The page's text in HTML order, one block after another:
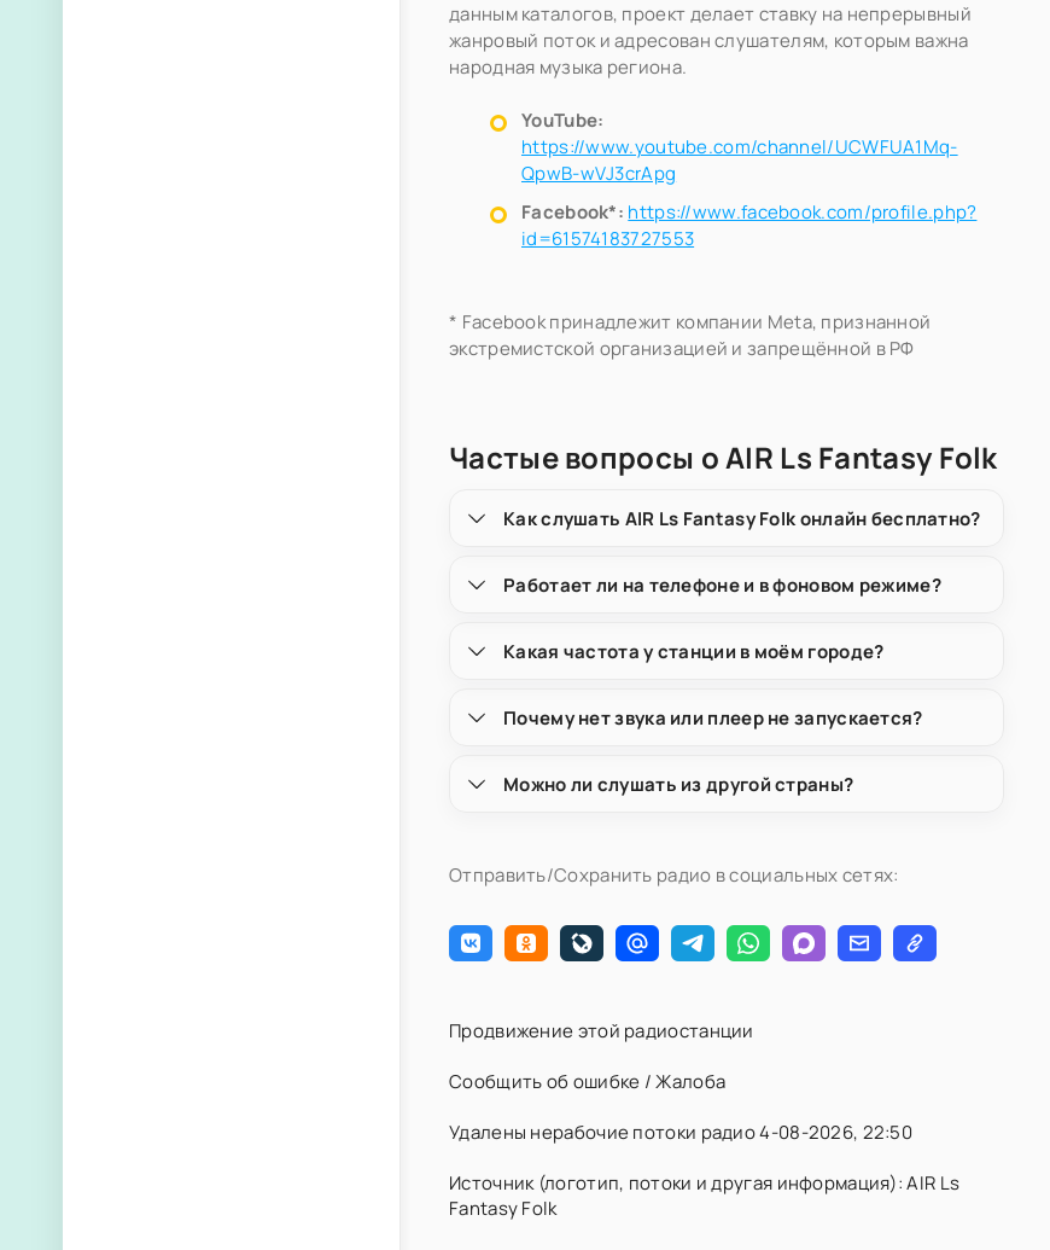
данным каталогов, проект делает ставку на непрерывный
жанровый поток и адресован слушателям, которым важна
народная музыка региона.
YouTube:
https://www.youtube.com/channel/UCWFUA1Mq-
QpwB-wVJ3crApg
Facebook*: https://www.facebook.com/profile.php?
id=61574183727553
* Facebook принадлежит компании Meta, признанной
экстремистской организацией и запрещённой в РФ
Частые вопросы о AIR Ls Fantasy Folk
Как слушать AIR Ls Fantasy Folk онлайн бесплатно?
Работает ли на телефоне и в фоновом режиме?
Какая частота у станции в моём городе?
Почему нет звука или плеер не запускается?
Можно ли слушать из другой страны?
Отправить/Сохранить радио в социальных сетях:
Продвижение этой радиостанции
Сообщить об ошибке / Жалоба
Удалены нерабочие потоки радио 4-08-2026, 22:50
Источник (логотип, потоки и другая информация): AIR Ls
Fantasy Folk